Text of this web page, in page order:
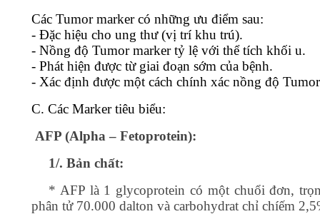
Các Tumor marker có những ưu điểm sau:
- Đặc hiệu cho ung thư (vị trí khu trú).
- Nồng độ Tumor marker tỷ lệ với thể tích khối u.
- Phát hiện được từ giai đoạn sớm của bệnh.
- Xác định được một cách chính xác nồng độ
C. Các Marker tiêu biểu:
AFP (Alpha – Fetoprotein):
1/. Bản chất:
* AFP là 1 glycoprotein có một chuổi đơn,
phân tử 70.000 dalton và carbohydrat chỉ chíếm